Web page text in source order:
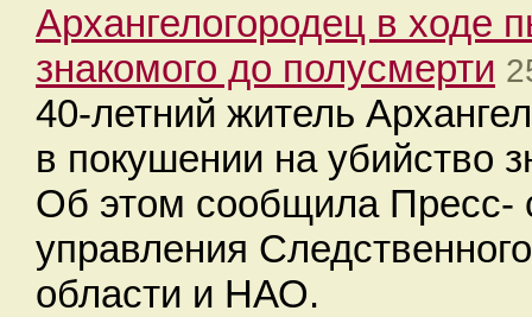
Архангелогородец в ходе
знакомого до полусмерти
40-летний житель
в покушении на убийство
Об этом сообщила Пресс-
управления
области и НАО.